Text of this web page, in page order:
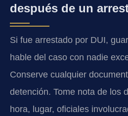
después de un
Si fue arrestado por DUI,
hable del caso con nadie
Conserve cualquier
detención. Tome nota de los
hora, lugar, oficiales